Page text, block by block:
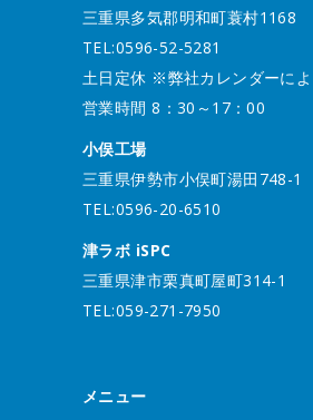
三重県多気郡明和町蓑村1168
TEL:0596-52-5281
土日定休 ※弊社カレンダーに
営業時間 8：30～17：00
小俣工場
三重県伊勢市小俣町湯田748-1
TEL:0596-20-6510
津ラボ iSPC
三重県津市栗真町屋町314-1
TEL:059-271-7950
メニュー